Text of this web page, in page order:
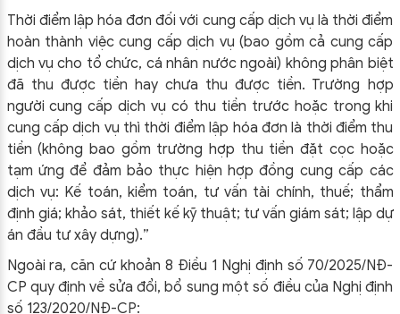
Thời điểm lập hóa đơn đối với cung cấp dịch vụ là thời điểm
hoàn thành việc cung cấp dịch vụ (bao gồm cả cung cấp
dịch vụ cho tổ chức, cá nhân nước ngoài) không phân biệt
đã thu được tiền hay chưa thu được tiền. Trường hợp
người cung cấp dịch vụ có thu tiền trước hoặc trong khi
cung cấp dịch vụ thì thời điểm lập hóa đơn là thời điểm thu
tiền (không bao gồm trường hợp thu tiền đặt cọc hoặc
tạm ứng để đảm bảo thực hiện hợp đồng cung cấp các
dịch vụ: Kế toán, kiểm toán, tư vấn tài chính, thuế; thẩm
định giá; khảo sát, thiết kế kỹ thuật; tư vấn giám sát; lập dự
án đầu tư xây dựng).”
Ngoài ra, căn cứ khoản 8 Điều 1 Nghị định số 70/2025/NĐ-
CP quy định về sửa đổi, bổ sung một số điều của Nghị định
số 123/2020/NĐ-CP: